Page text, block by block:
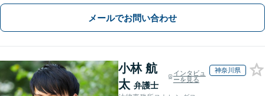
メールでお問い合わせ
小林 航
太 弁護士
インタビュ
ーを見る
神奈川県